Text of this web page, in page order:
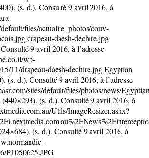
(s. d.). Consulté 9 avril 2016, à
files/actualite_photos/couv-
drapeau-daesh-dechire.jpg
9 avril 2016, à l’adresse
wp-
11/drapeau-daesh-dechire.jpg Egyptian
(s. d.). Consulté 9 avril 2016, à l’adresse
sites/default/files/photos/news/
(440×293). (s. d.). Consulté 9 avril 2016, à
Utils/ImageResizer.ashx?
(s. d.). Consulté 9 avril 2016, à
P1050625.JPG